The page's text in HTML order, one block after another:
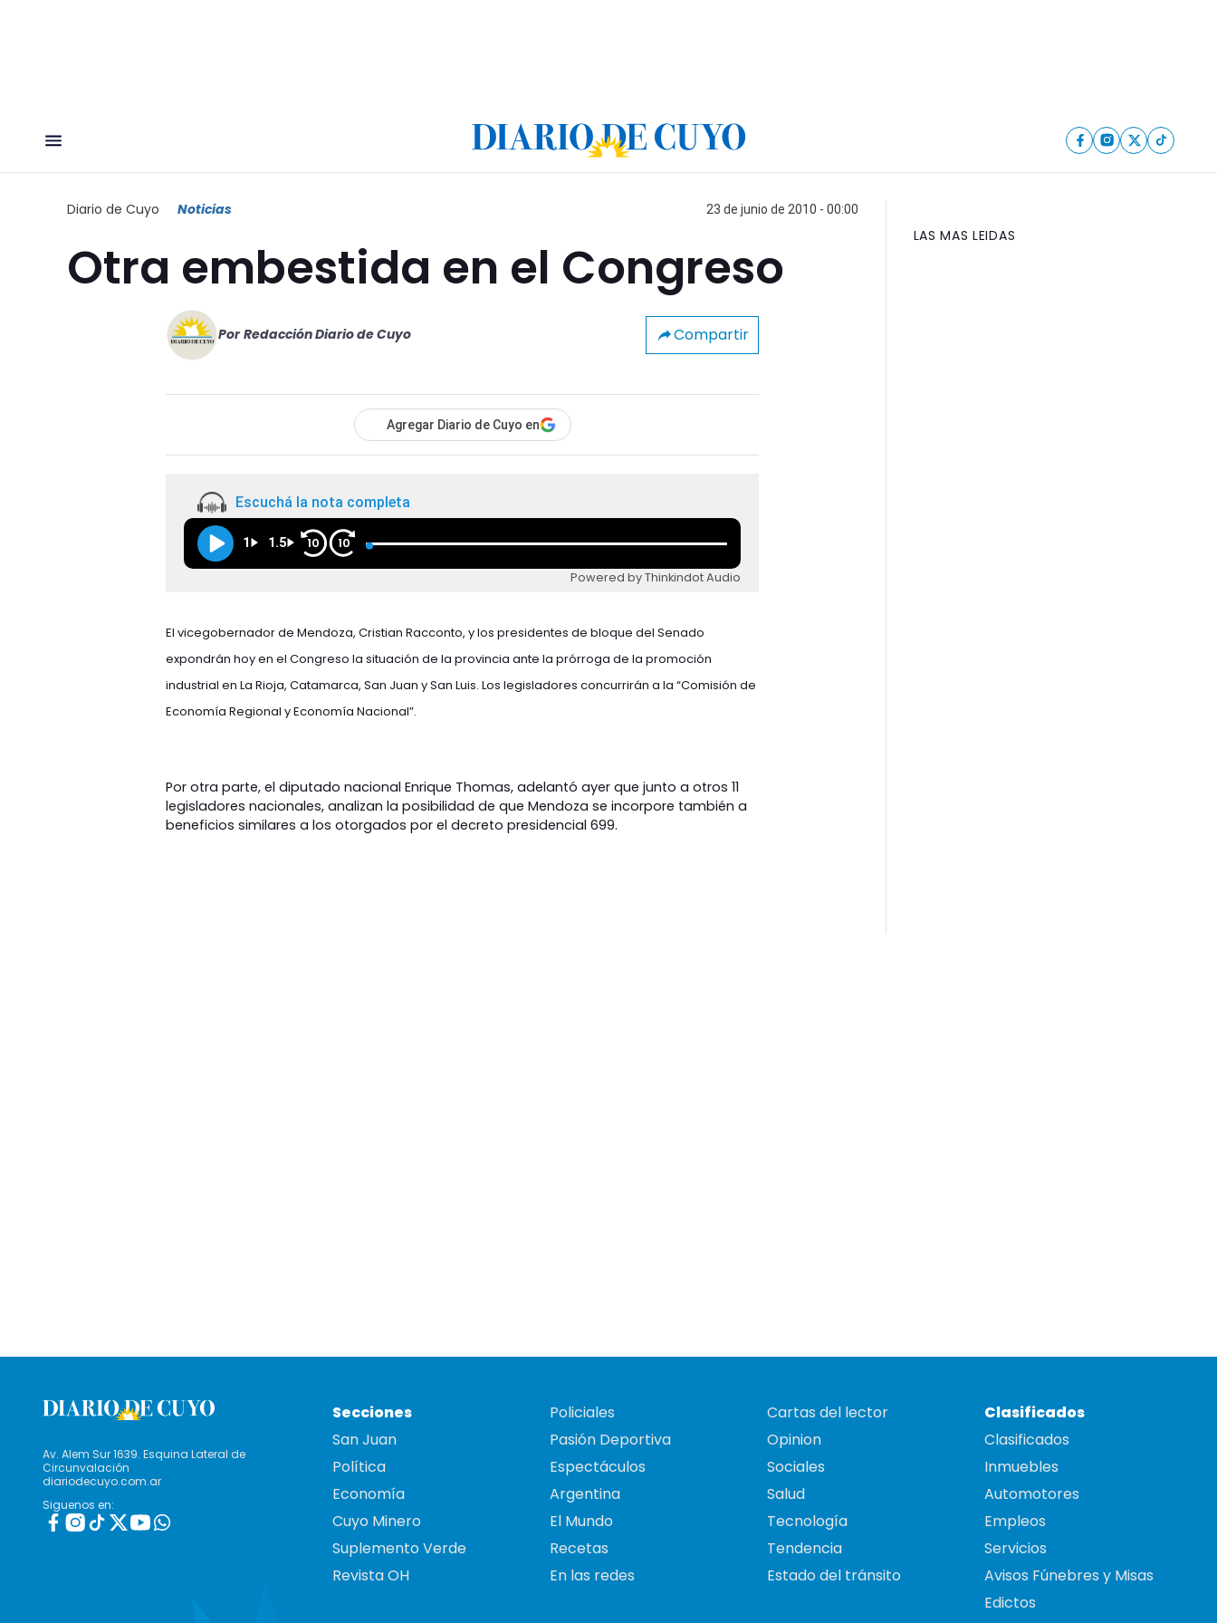
Diario de Cuyo Noticias 23 de junio de 2010 - 00:00
Otra embestida en el Congreso
Por Redacción Diario de Cuyo Compartir
Agregar Diario de Cuyo en
Escuchá la nota completa
1 1.5 10 10
Powered by Thinkindot Audio
El vicegobernador de Mendoza, Cristian Racconto, y los presidentes de bloque del Senado
expondrán hoy en el Congreso la situación de la provincia ante la prórroga de la promoción
industrial en La Rioja, Catamarca, San Juan y San Luis. Los legisladores concurrirán a la “Comisión de
Economía Regional y Economía Nacional”.
Por otra parte, el diputado nacional Enrique Thomas, adelantó ayer que junto a otros 11
legisladores nacionales, analizan la posibilidad de que Mendoza se incorpore también a
beneficios similares a los otorgados por el decreto presidencial 699.
LAS MAS LEIDAS
Av. Alem Sur 1639. Esquina Lateral de
Circunvalación
diariodecuyo.com.ar
Siguenos en:
Secciones
San Juan
Política
Economía
Cuyo Minero
Suplemento Verde
Revista OH
Policiales
Pasión Deportiva
Espectáculos
Argentina
El Mundo
Recetas
En las redes
Cartas del lector
Opinion
Sociales
Salud
Tecnología
Tendencia
Estado del tránsito
Clasificados
Clasificados
Inmuebles
Automotores
Empleos
Servicios
Avisos Fúnebres y Misas
Edictos